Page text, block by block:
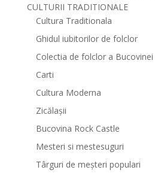
CULTURII TRADITIONALE
Cultura Traditionala
Ghidul iubitorilor de folclor
Colectia de folclor a Bucovinei
Carti
Cultura Moderna
Zicălașii
Bucovina Rock Castle
Mesteri si mestesuguri
Târguri de meșteri populari